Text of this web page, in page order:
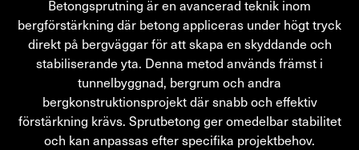
Betongsprutning är en avancerad teknik inom
bergförstärkning där betong appliceras under högt tryck
direkt på bergväggar för att skapa en skyddande och
stabiliserande yta. Denna metod används främst i
tunnelbyggnad, bergrum och andra
bergkonstruktionsprojekt där snabb och effektiv
förstärkning krävs. Sprutbetong ger omedelbar stabilitet
och kan anpassas efter specifika projektbehov.